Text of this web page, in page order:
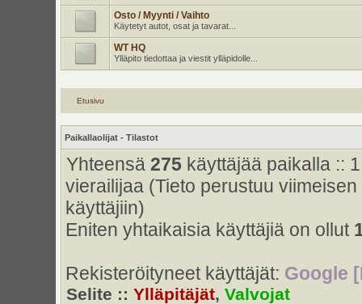
Osto / Myynti / Vaihto
Käytetyt autot, osat ja tavarat...
WT HQ
Ylläpito tiedottaa ja viestit ylläpidolle...
Etusivu
Paikallaolijat - Tilastot
Yhteensä 275 käyttäjää paikalla ::
vierailijaa (Tieto perustuu
käyttäjiin)
Eniten yhtaikaisia käyttäjiä on ollut
Rekisteröityneet käyttäjät: Google
Selite :: Ylläpitäjät, Valvojat